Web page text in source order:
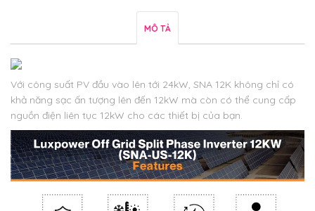
MÔ TẢ
Với công suất PV đầu vào lên tới 24kW, SNA 12K không chỉ có
khả năng sạc ấn tượng lên đến 12kW mà còn có thể cung cấp
nguồn điện liên tục 12kW cho các thiết bị của bạn.